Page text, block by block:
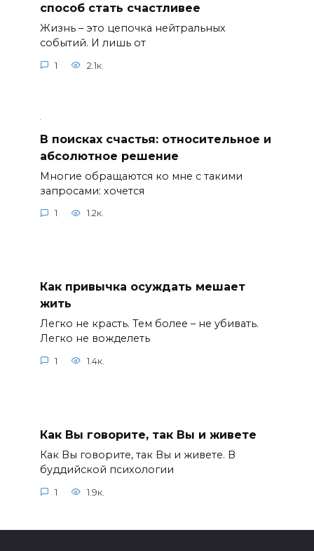
способ стать счастливее
Жизнь – это цепочка нейтральных
событий. И лишь от
1 2.1к.
В поисках счастья: относительное и
абсолютное решение
Многие обращаются ко мне с такими
запросами: хочется
1 1.2к.
Как привычка осуждать мешает
жить
Легко не красть. Тем более – не убивать.
Легко не вожделеть
1 1.4к.
Как Вы говорите, так Вы и живете
Как Вы говорите, так Вы и живете. В
буддийской психологии
1 1.9к.